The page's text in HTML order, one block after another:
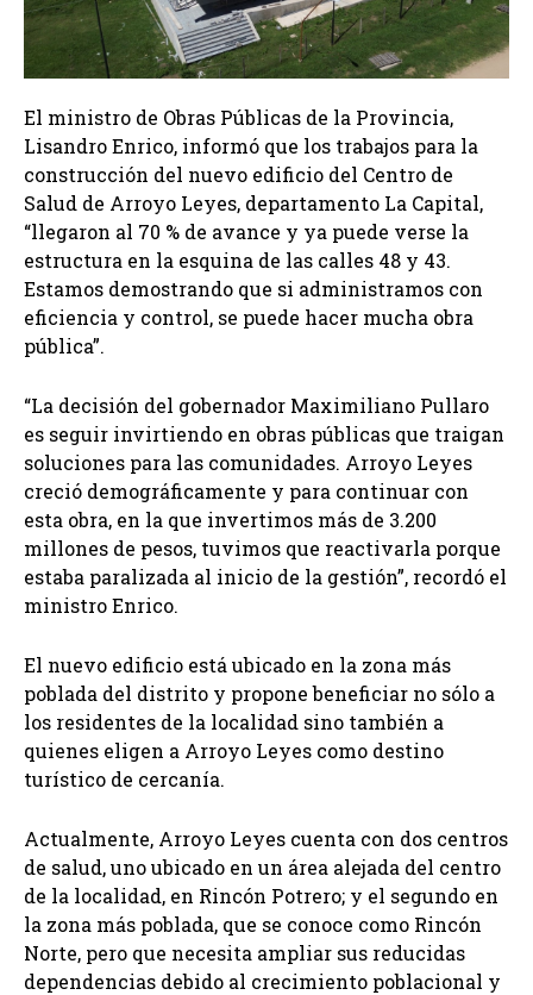
El ministro de Obras Públicas de la Provincia,
Lisandro Enrico, informó que los trabajos para la
construcción del nuevo edificio del Centro de
Salud de Arroyo Leyes, departamento La Capital,
“llegaron al 70 % de avance y ya puede verse la
estructura en la esquina de las calles 48 y 43.
Estamos demostrando que si administramos con
eficiencia y control, se puede hacer mucha obra
pública”.
“La decisión del gobernador Maximiliano Pullaro
es seguir invirtiendo en obras públicas que traigan
soluciones para las comunidades. Arroyo Leyes
creció demográficamente y para continuar con
esta obra, en la que invertimos más de 3.200
millones de pesos, tuvimos que reactivarla porque
estaba paralizada al inicio de la gestión”, recordó el
ministro Enrico.
El nuevo edificio está ubicado en la zona más
poblada del distrito y propone beneficiar no sólo a
los residentes de la localidad sino también a
quienes eligen a Arroyo Leyes como destino
turístico de cercanía.
Actualmente, Arroyo Leyes cuenta con dos centros
de salud, uno ubicado en un área alejada del centro
de la localidad, en Rincón Potrero; y el segundo en
la zona más poblada, que se conoce como Rincón
Norte, pero que necesita ampliar sus reducidas
dependencias debido al crecimiento poblacional y